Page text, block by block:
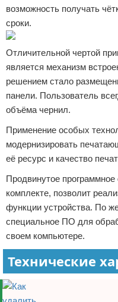
возможность получать
сроки.
Отличительной чертой
является механизм
решением стало
панели. Пользователь
объёма чернил.
Применение особых
модернизировать
её ресурс и качество
Продвинутое
комплекте, позволит
функции устройства. По
специальное ПО для
своем компьютере.
Технические